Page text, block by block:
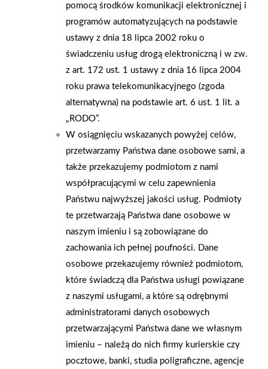
AKTUALNOŚCI
2026-01-15
Grupa PSB Handel S.A.
2026-01-12
Zacisze S.A. dołącza do
pomocą środków komunikacji elektronicznej i
programów automatyzujących na podstawie
ustawy z dnia 18 lipca 2002 roku o
świadczeniu usług drogą elektroniczną i w zw.
z art. 172 ust. 1 ustawy z dnia 16 lipca 2004
roku prawa telekomunikacyjnego (zgoda
alternatywna) na podstawie art. 6 ust. 1 lit. a
„RODO”.
W osiągnięciu wskazanych powyżej celów,
przetwarzamy Państwa dane osobowe sami, a
także przekazujemy podmiotom z nami
współpracującymi w celu zapewnienia
Państwu najwyższej jakości usług. Podmioty
te przetwarzają Państwa dane osobowe w
naszym imieniu i są zobowiązane do
zachowania ich pełnej poufności. Dane
osobowe przekazujemy również podmiotom,
które świadczą dla Państwa usługi powiązane
z naszymi usługami, a które są odrębnymi
administratorami danych osobowych
przetwarzającymi Państwa dane we własnym
imieniu – należą do nich firmy kurierskie czy
pocztowe, banki, studia poligraficzne, agencje